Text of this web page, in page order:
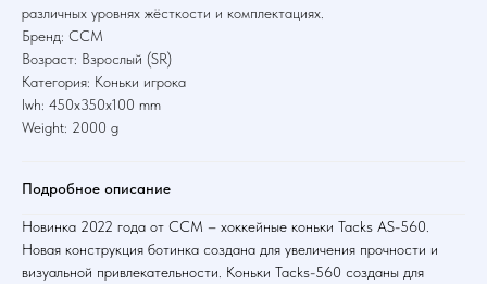
различных уровнях жёсткости и комплектациях.
Бренд: CCM
Возраст: Взрослый (SR)
Категория: Коньки игрока
lwh: 450x350x100 mm
Weight: 2000 g
Подробное описание
Новинка 2022 года от CCM – хоккейные коньки Tacks AS-560.
Новая конструкция ботинка создана для увеличения прочности и
визуальной привлекательности. Коньки Tacks-560 созданы для